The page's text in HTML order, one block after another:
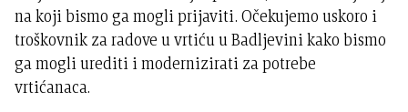
na koji bismo ga mogli prijaviti. Očekujemo uskoro i
troškovnik za radove u vrtiću u Badljevini kako bismo
ga mogli urediti i modernizirati za potrebe
vrtićanaca.